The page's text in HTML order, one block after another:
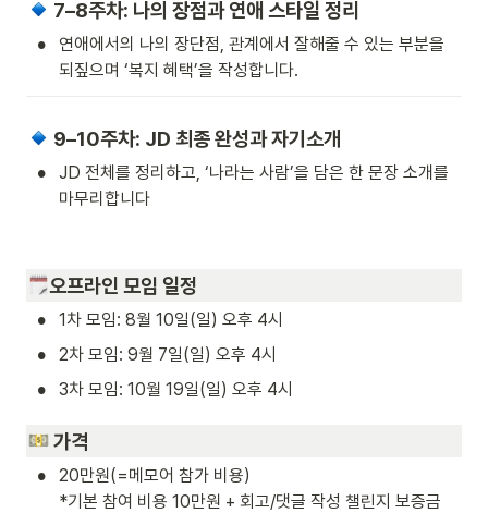
7–8주차: 나의 장점과 연애 스타일 정리
•
연애에서의 나의 장단점, 관계에서 잘해줄 수 있는 부분을
되짚으며 ‘복지 혜택’을 작성합니다.
9–10주차: JD 최종 완성과 자기소개
•
JD 전체를 정리하고, ‘나라는 사람’을 담은 한 문장 소개를
마무리합니다
오프라인 모임 일정
• 1차 모임: 8월 10일(일) 오후 4시
• 2차 모임: 9월 7일(일) 오후 4시
• 3차 모임: 10월 19일(일) 오후 4시
가격
•
20만원(=메모어 참가 비용)
*기본 참여 비용 10만원 + 회고/댓글 작성 챌린지 보증금